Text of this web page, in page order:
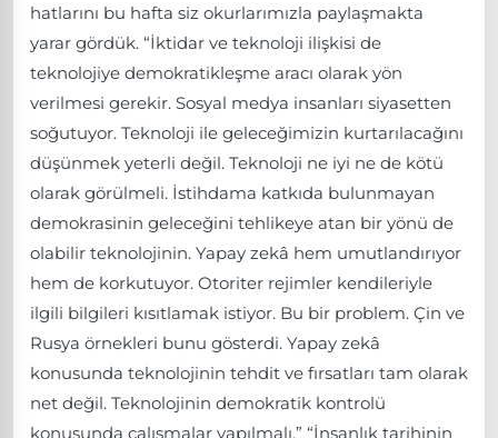
hatlarını bu hafta siz okurlarımızla paylaşmakta
yarar gördük. “İktidar ve teknoloji ilişkisi de
teknolojiye demokratikleşme aracı olarak yön
verilmesi gerekir. Sosyal medya insanları siyasetten
soğutuyor. Teknoloji ile geleceğimizin kurtarılacağını
düşünmek yeterli değil. Teknoloji ne iyi ne de kötü
olarak görülmeli. İstihdama katkıda bulunmayan
demokrasinin geleceğini tehlikeye atan bir yönü de
olabilir teknolojinin. Yapay zekâ hem umutlandırıyor
hem de korkutuyor. Otoriter rejimler kendileriyle
ilgili bilgileri kısıtlamak istiyor. Bu bir problem. Çin ve
Rusya örnekleri bunu gösterdi. Yapay zekâ
konusunda teknolojinin tehdit ve fırsatları tam olarak
net değil. Teknolojinin demokratik kontrolü
konusunda çalışmalar yapılmalı.” “İnsanlık tarihinin